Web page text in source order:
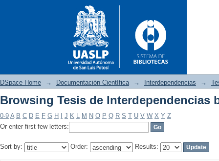
Browsing Tesis de
DSpace Home → Documentación Científica → Interdependencias →
Browsing Tesis de Interdependencias
0-9 A B C D E F G H J K L M N O P Q R S T U V W X Y Z
Or enter first few letters:
Sort by: Order: Results: